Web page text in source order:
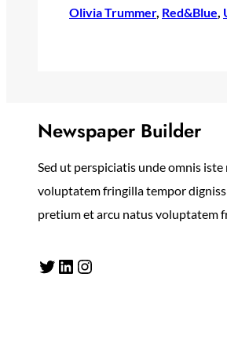
Olivia Trummer, Red&Blue,
Newspaper Builder
Sed ut perspiciatis unde omnis iste
voluptatem fringilla tempor
pretium et arcu natus voluptatem
Twitter LinkedIn Instagram